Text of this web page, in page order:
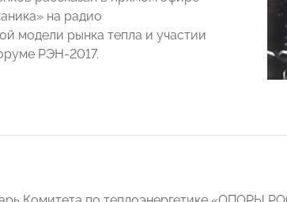
на радио
модели рынка тепла и участии
РЭН-2017.